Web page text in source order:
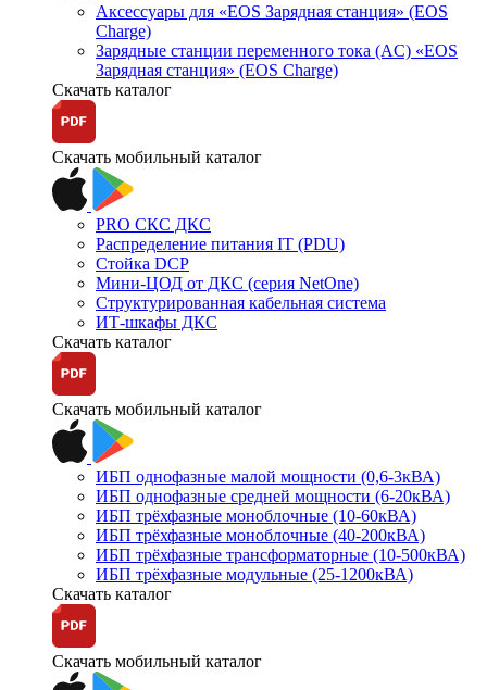
Аксессуары для «EOS Зарядная станция» (EOS
Charge)
Зарядные станции переменного тока (AC) «EOS
Зарядная станция» (EOS Charge)
Скачать каталог
Скачать мобильный каталог
PRO СКС ДКС
Распределение питания IT (PDU)
Стойка DCP
Мини-ЦОД от ДКС (серия NetOne)
Структурированная кабельная система
ИТ-шкафы ДКС
Скачать каталог
Скачать мобильный каталог
ИБП однофазные малой мощности (0,6-3кВА)
ИБП однофазные средней мощности (6-20кВА)
ИБП трёхфазные моноблочные (10-60кВА)
ИБП трёхфазные моноблочные (40-200кВА)
ИБП трёхфазные трансформаторные (10-500кВА)
ИБП трёхфазные модульные (25-1200кВА)
Скачать каталог
Скачать мобильный каталог